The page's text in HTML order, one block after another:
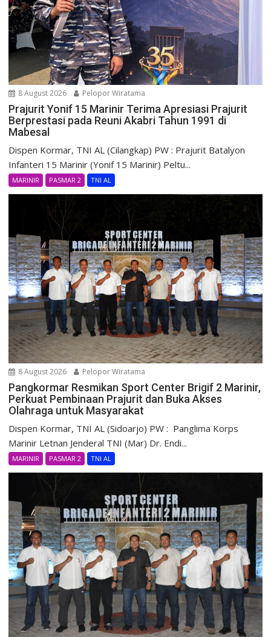
8 August 2026 Pelopor Wiratama
Prajurit Yonif 15 Marinir Terima Apresiasi Prajurit
Berprestasi pada Reuni Akabri Tahun 1991 di
Mabesal
Dispen Kormar, TNI AL (Cilangkap) PW : Prajurit Batalyon
Infanteri 15 Marinir (Yonif 15 Marinir) Peltu...
MARINIR PASMAR 2 TNI AL
8 August 2026 Pelopor Wiratama
Pangkormar Resmikan Sport Center Brigif 2 Marinir,
Perkuat Pembinaan Prajurit dan Buka Akses
Olahraga untuk Masyarakat
Dispen Kormar, TNI AL (Sidoarjo) PW : Panglima Korps
Marinir Letnan Jenderal TNI (Mar) Dr. Endi...
MARINIR PASMAR 2 TNI AL